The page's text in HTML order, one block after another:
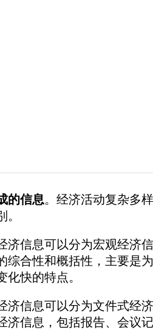
的信息。经济活动复杂多
信息可以分为宏观经济
综合性和概括性，主要是
快的特点。
信息可以分为文件式经
济信息，包括报告、会议